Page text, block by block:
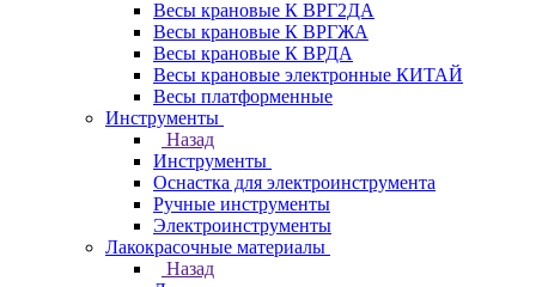
Весы крановые К ВРГ2ДА
Весы крановые К ВРГЖА
Весы крановые К ВРДА
Весы крановые электронные КИТАЙ
Весы платформенные
Инструменты
Назад
Инструменты
Оснастка для электроинструмента
Ручные инструменты
Электроинструменты
Лакокрасочные материалы
Назад